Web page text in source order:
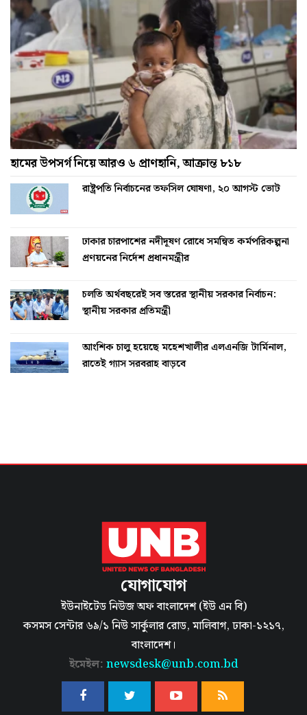
হামের উপসর্গ নিয়ে আরও ৬ প্রাণহানি, আক্রান্ত ৮১৮
রাষ্ট্রপতি নির্বাচনের তফসিল ঘোষণা, ২০ আগস্ট ভোট
ঢাকার চারপাশের নদীদূষণ রোধে সমন্বিত কর্মপরিকল্পনা
প্রণয়নের নির্দেশ প্রধানমন্ত্রীর
চলতি অর্থবছরেই সব স্তরের স্থানীয় সরকার নির্বাচন:
স্থানীয় সরকার প্রতিমন্ত্রী
আংশিক চালু হয়েছে মহেশখালীর এলএনজি টার্মিনাল,
রাতেই গ্যাস সরবরাহ বাড়বে
যোগাযোগ
ইউনাইটেড নিউজ অফ বাংলাদেশ (ইউ এন বি)
কসমস সেন্টার ৬৯/১ নিউ সার্কুলার রোড, মালিবাগ, ঢাকা-১২১৭,
বাংলাদেশ।
ইমেইল: newsdesk@unb.com.bd